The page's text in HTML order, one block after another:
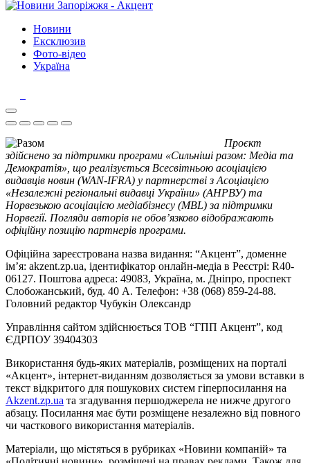
Новини
Ексклюзив
Фото-відео
Україна
Проєкт
здійснено за підтримки програми «Сильніші разом: Медіа та
Демократія», що реалізується Всесвітньою асоціацією
видавців новин (WAN-IFRA) у партнерстві з Асоціацією
«Незалежні регіональні видавці України» (АНРВУ) та
Норвезькою асоціацією медіабізнесу (MBL) за підтримки
Норвегії. Погляди авторів не обов’язково відображають
офіційну позицію партнерів програми.
Офіційна зареєстрована назва видання: “Акцент”, доменне
ім’я: akzent.zp.ua, ідентифікатор онлайн-медіа в Реєстрі: R40-
06127. Поштова адреса: 49083, Україна, м. Дніпро, проспект
Слобожанський, буд. 40 А. Телефон: +38 (068) 859-24-88.
Головний редактор Чубукін Олександр
Управління сайтом здійснюється ТОВ “ГПП Акцент”, код
ЄДРПОУ 39404303
Використання будь-яких матеріалів, розміщених на порталі
«Акцент», інтернет-виданням дозволяється за умови вставки в
текст відкритого для пошукових систем гіперпосилання на
Akzent.zp.ua та згадування першоджерела не нижче другого
абзацу. Посилання має бути розміщене незалежно від повного
чи часткового використання матеріалів.
Матеріали, що містяться в рубриках «Новини компаній» та